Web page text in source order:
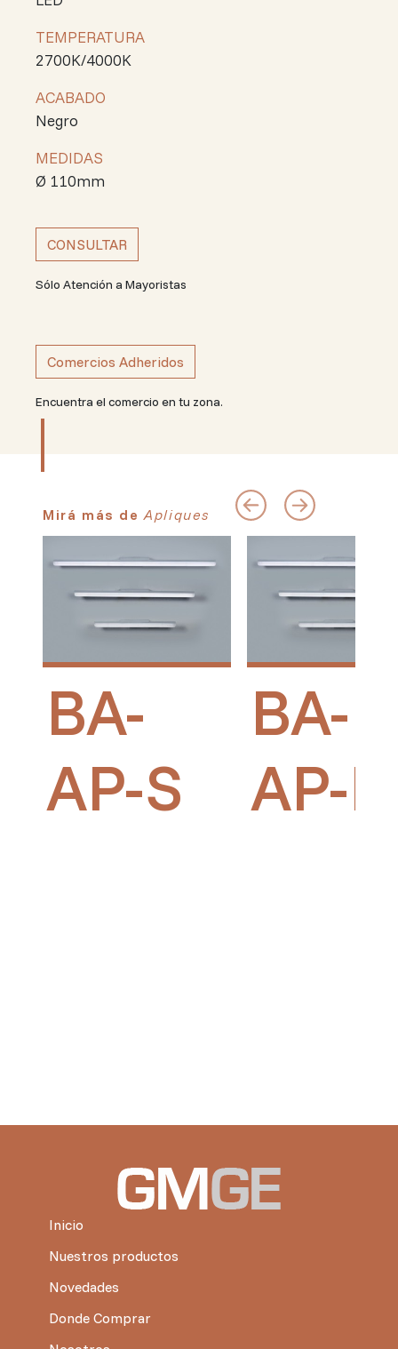
TEMPERATURA
2700K/4000K
ACABADO
Negro
MEDIDAS
Ø 110mm
CONSULTAR
Sólo Atención a Mayoristas
Comercios Adheridos
Encuentra el comercio en tu zona.
Mirá más deApliques
BA-
AP-S
BA-
AP-
Inicio
Nuestros productos
Novedades
Donde Comprar